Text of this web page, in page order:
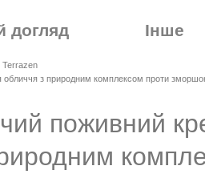
догляд Інше
з природним комплексом проти
поживний